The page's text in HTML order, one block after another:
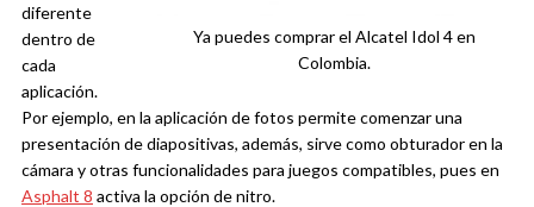
Ya puedes comprar el Alcatel Idol 4 en
Colombia.
diferente
dentro de
cada
aplicación.
Por ejemplo, en la aplicación de fotos permite comenzar una
presentación de diapositivas, además, sirve como obturador en la
cámara y otras funcionalidades para juegos compatibles, pues en
Asphalt 8 activa la opción de nitro.